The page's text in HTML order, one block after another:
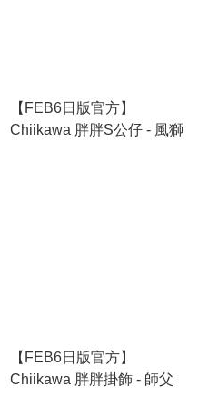
【FEB6日版官方】
Chiikawa 胖胖S公仔 - 風獅
【FEB6日版官方】
Chiikawa 胖胖掛飾 - 師父